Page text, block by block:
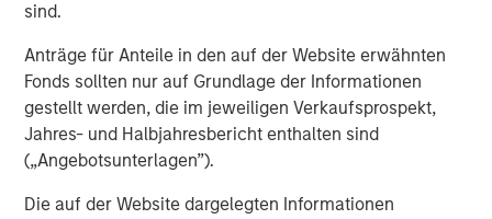
sind.
Anträge für Anteile in den auf der Website erwähnten
Fonds sollten nur auf Grundlage der Informationen
gestellt werden, die im jeweiligen Verkaufsprospekt,
Jahres- und Halbjahresbericht enthalten sind
(„Angebotsunterlagen”).
Die auf der Website dargelegten Informationen